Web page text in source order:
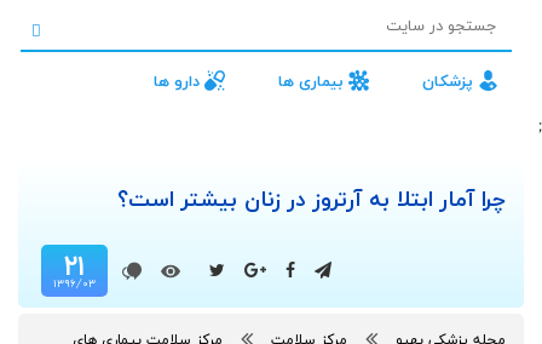
پزشکان بیماری ها دارو ها
;
چرا آمار ابتلا به آرتروز در زنان بیشتر است؟
۲۱
۱۳۹۶/۰۳